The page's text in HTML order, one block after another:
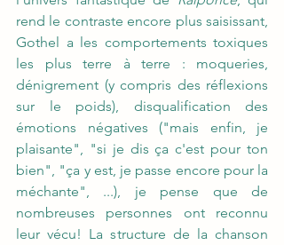
rend le contraste encore plus saisissant,
Gothel a les comportements toxiques
les plus terre à terre : moqueries,
dénigrement (y compris des réflexions
sur le poids), disqualification des
émotions négatives ("mais enfin, je
plaisante", "si je dis ça c'est pour ton
bien", "ça y est, je passe encore pour la
méchante", ...), je pense que de
nombreuses personnes ont reconnu